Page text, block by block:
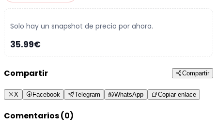
Solo hay un snapshot de precio por ahora.
35.99€
Compartir Compartir
X Facebook Telegram WhatsApp Copiar enlace
Comentarios (0)